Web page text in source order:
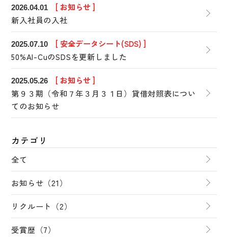
2026.04.01
[ お知らせ ]
新入社員の入社
2025.07.10
[ 安全データシート(SDS) ]
50%Al-CuのSDSを更新しました
2025.05.26
[ お知らせ ]
第９３期（令和７年３月３１日）貸借対照表につい
てのお知らせ
カテゴリ
全て
お知らせ（21）
リクルート（2）
受賞歴（7）